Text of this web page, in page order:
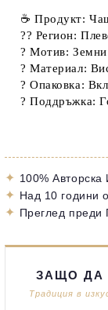
☕Продукт:
?? Регион:
?Мотив:
?️Материал:
?Опаковка:
?Поддръжка:
✦ 100% Авторска
✦ Над 10 години
✦ Преглед
ЗАЩО ДА
Традиция в